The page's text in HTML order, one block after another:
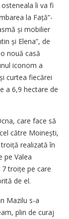
îi va fi
la Față”-
și mobilier
și Elena”, de
nouă casă
iconom a
curtea fiecărei
a 6,9 hectare de
care face să
către Moinești,
realizată în
pe Valea
troițe pe care
de el.
Mazilu s-a
plin de curaj